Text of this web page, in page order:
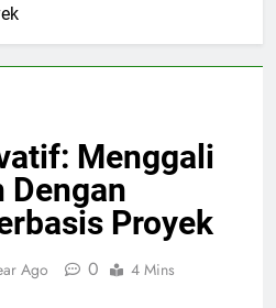
Menggali
Dengan
Proyek
Ago 0 4 Mins